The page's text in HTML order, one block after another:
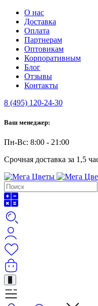
О нас
Доставка
Оплата
Партнерам
Оптовикам
Корпоративным
Блог
Отзывы
Контакты
8 (495) 120-24-30
Ваш менеджер:
Пн-Вс: 8:00 - 21:00
Срочная доставка за 1,5
+